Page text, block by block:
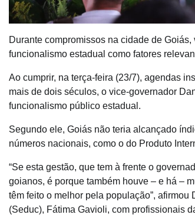
Durante compromissos na cidade de Goiás,
funcionalismo estadual como fatores
Ao cumprir, na terça-feira (23/7), agendas
mais de dois séculos, o vice-governador
funcionalismo público estadual.
Segundo ele, Goiás não teria alcançado
números nacionais, como o do Produto
“Se esta gestão, que tem à frente o
goianos, é porque também houve – e há –
têm feito o melhor pela população”,
(Seduc), Fátima Gavioli, com profissionais